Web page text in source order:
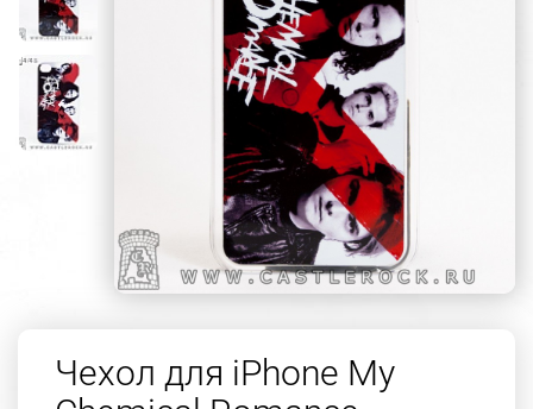
Чехол для iPhone My